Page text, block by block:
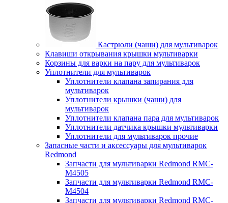
Кастрюли (чаши) для мультиварок
Клавиши открывания крышки мультиварки
Корзины для варки на пару для мультиварок
Уплотнители для мультиварок
Уплотнители клапана запирания для
мультиварок
Уплотнители крышки (чаши) для
мультиварок
Уплотнители клапана пара для мультиварок
Уплотнители датчика крышки мультиварки
Уплотнители для мультиварок прочие
Запасные части и аксессуары для мультиварок
Redmond
Запчасти для мультиварки Redmond RMC-
M4505
Запчасти для мультиварки Redmond RMC-
M4504
Запчасти для мультиварки Redmond RMC-